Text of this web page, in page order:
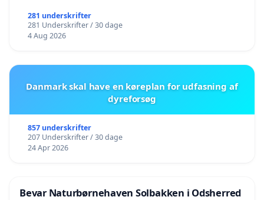
281 underskrifter
281 Underskrifter / 30 dage
4 Aug 2026
Danmark skal have en køreplan for udfasning af
dyreforsøg
857 underskrifter
207 Underskrifter / 30 dage
24 Apr 2026
Bevar Naturbørnehaven Solbakken i Odsherred